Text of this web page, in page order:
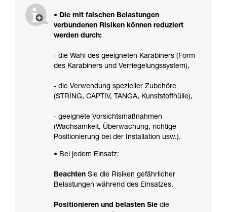
• Die mit falschen Belastungen
verbundenen Risiken können reduziert
werden durch:
- die Wahl des geeigneten Karabiners (Form
des Karabiners und Verriegelungssystem),
- die Verwendung spezieller Zubehöre
(STRING, CAPTIV, TANGA, Kunststoffhülle),
- geeignete Vorsichtsmaßnahmen
(Wachsamkeit, Überwachung, richtige
Positionierung bei der Installation usw.).
• Bei jedem Einsatz:
Beachten Sie die Risiken gefährlicher
Belastungen während des Einsatzes.
Positionieren und belasten Sie die